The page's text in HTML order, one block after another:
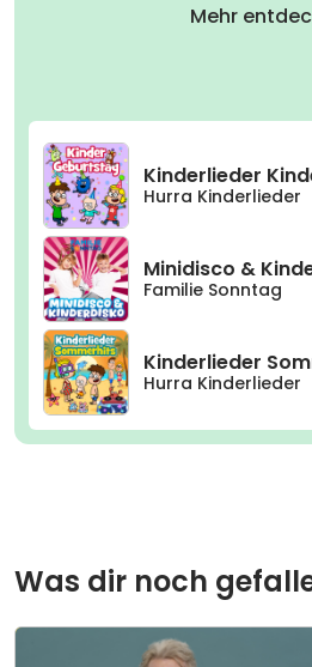
Mehr
Kinderlieder
Hurra Kinderlieder
Minidisco &
Familie Sonntag
Kinderlieder
Hurra Kinderlieder
Was dir noch